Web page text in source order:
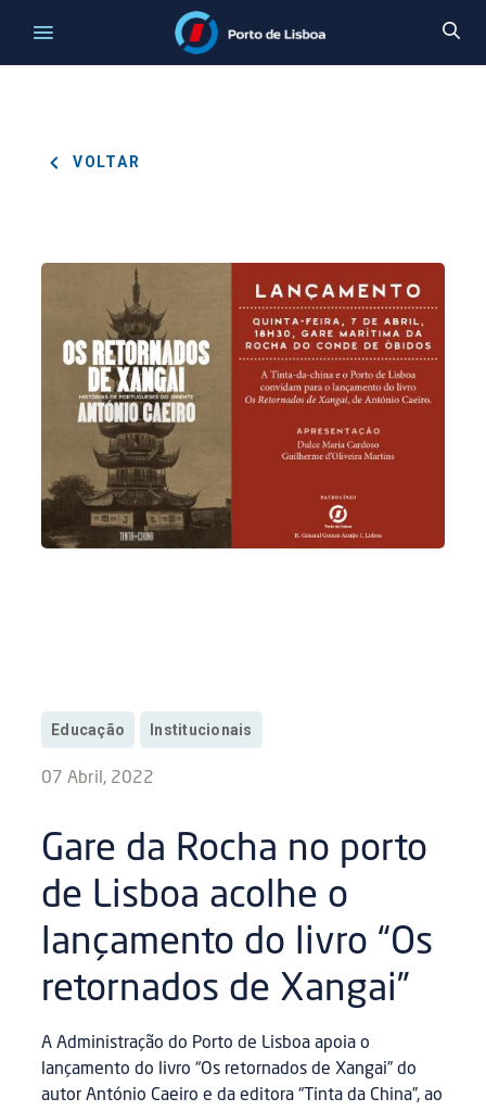
VOLTAR
Educação Institucionais
07 Abril, 2022
Gare da Rocha no porto
de Lisboa acolhe o
lançamento do livro “Os
retornados de Xangai”
A Administração do Porto de Lisboa apoia o
lançamento do livro “Os retornados de Xangai” do
autor António Caeiro e da editora “Tinta da China”, ao